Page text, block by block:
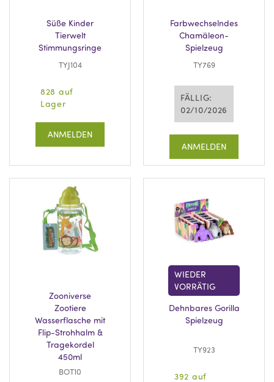
Süße Kinder
Tierwelt
Stimmungsringe
TYJ104
828 auf
Lager
ANMELDEN
Farbwechselndes
Chamäleon-
Spielzeug
TY769
FÄLLIG:
02/10/2026
ANMELDEN
Zooniverse
Zootiere
Wasserflasche mit
Flip-Strohhalm &
Tragekordel
450ml
BOT10
WIEDER
VORRÄTIG
Dehnbares Gorilla
Spielzeug
TY923
392 auf